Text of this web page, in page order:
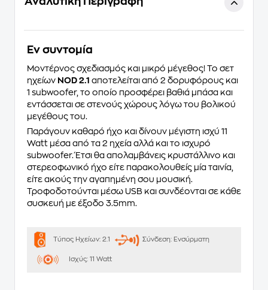
Eν συντομία
Μοντέρνος σχεδιασμός και μικρό μέγεθος! Το σετ
ηχείων NOD 2.1 αποτελείται από 2 δορυφόρους και
1 subwoofer, το οποίο προσφέρει βαθιά μπάσα και
εντάσσεται σε στενούς χώρους λόγω του βολικού
μεγέθους του.
Παράγουν καθαρό ήχο και δίνουν μέγιστη ισχύ 11
Watt μέσα από τα 2 ηχεία αλλά και το ισχυρό
subwoofer. Έτσι θα απολαμβάνεις κρυστάλλινο και
στερεοφωνικό ήχο είτε παρακολουθείς μία ταινία,
είτε ακούς την αγαπημένη σου μουσική.
Τροφοδοτούνται μέσω USB και συνδέονται σε κάθε
συσκευή με έξοδο 3.5mm.
Τύπος Ηχείων: 2.1 Σύνδεση: Ενσύρματη
Ισχύς: 11 Watt